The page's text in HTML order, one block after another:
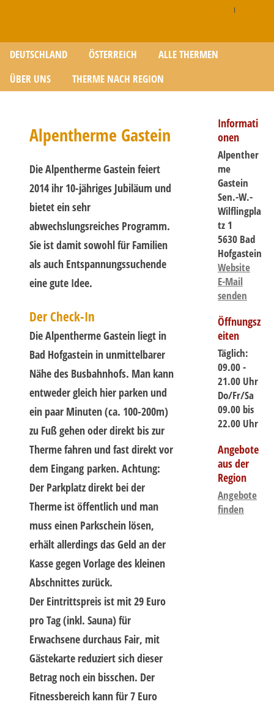
|
Zum Inhalt springen
DEUTSCHLAND ÖSTERREICH
ALLE THERMEN
ÜBER UNS
THERME NACH REGION
Alpentherme Gastein
Die Alpentherme Gastein feiert
2014 ihr 10-jähriges Jubiläum und
bietet ein sehr
abwechslungsreiches Programm.
Sie ist damit sowohl für Familien
als auch Entspannungssuchende
eine gute Idee.
Der Check-In
Die Alpentherme Gastein liegt in
Bad Hofgastein in unmittelbarer
Nähe des Busbahnhofs. Man kann
entweder gleich hier parken und
ein paar Minuten (ca. 100-200m)
zu Fuß gehen oder direkt bis zur
Therme fahren und fast direkt vor
dem Eingang parken. Achtung:
Der Parkplatz direkt bei der
Therme ist öffentlich und man
muss einen Parkschein lösen,
erhält allerdings das Geld an der
Kasse gegen Vorlage des kleinen
Abschnittes zurück.
Der Eintrittspreis ist mit 29 Euro
pro Tag (inkl. Sauna) für
Erwachsene durchaus Fair, mit
Gästekarte reduziert sich dieser
Betrag noch ein bisschen. Der
Fitnessbereich kann für 7 Euro
Informati
onen
Alpenther
me
Gastein
Sen.-W.-
Wilflingpla
tz 1
5630 Bad
Hofgastein
Website
E-Mail
senden
Öffnungsz
eiten
Täglich:
09.00 -
21.00 Uhr
Do/Fr/Sa
09.00 bis
22.00 Uhr
Angebote
aus der
Region
Angebote
finden